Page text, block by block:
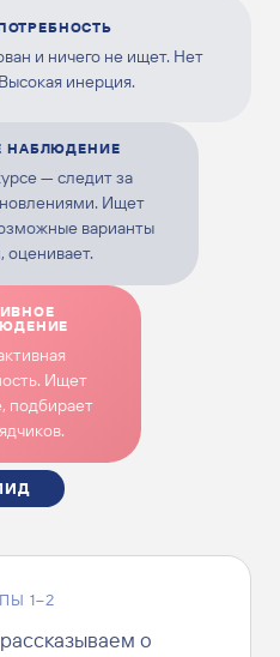
и ничего не ищет. Нет
инерция.
НАБЛЮДЕНИЕ
— следит за
Ищет
варианты
оценивает.
Ищет
подбирает
1–2
о